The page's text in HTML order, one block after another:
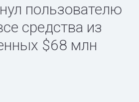
пользователю
средства из
$68 млн